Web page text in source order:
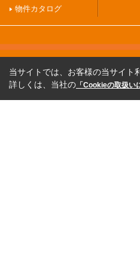
物件カタログ
当サイトでは、お客様の当サイト
詳しくは、当社の 「Cookieの取扱い